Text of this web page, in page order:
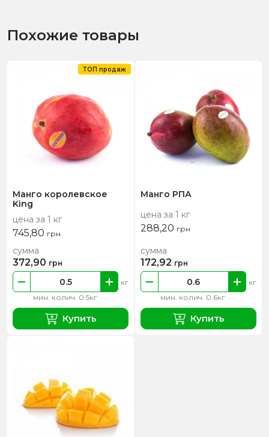
Похожие товары
Манго королевское
King
цена за 1 кг
745,80 грн
мин. колич. 0.5кг
кг
сумма
372,90 грн
Купить
ТОП продаж
Манго РПА
цена за 1 кг
288,20 грн
мин. колич. 0.6кг
кг
сумма
172,92 грн
Купить